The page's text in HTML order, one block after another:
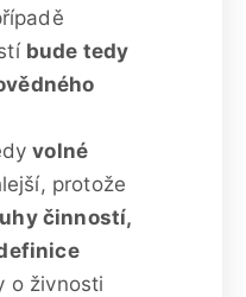
bude tedy
volné
protože
činností,
o živnosti